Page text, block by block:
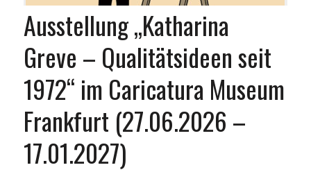
Ausstellung „Katharina
Greve – Qualitätsideen seit
1972“ im Caricatura Museum
Frankfurt (27.06.2026 –
17.01.2027)